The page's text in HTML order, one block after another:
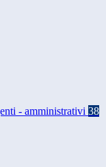
- amministrativi 38